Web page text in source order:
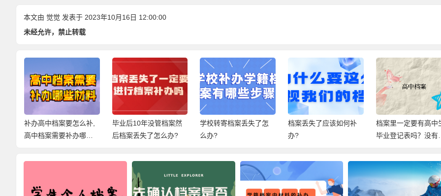
本文由 觉觉 发表于 2023年10月16日 12:00:00
未经允许，禁止转载
补办高中档案要怎么补,
高中档案需要补办哪些
毕业后10年没管档案然
后档案丢失了怎么办?
学校转寄档案丢失了怎
么办?
档案丢失了应该如何补
办?
档案里一定要有高中
毕业登记表吗？没有